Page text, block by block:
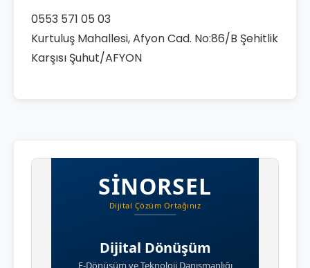
0553 571 05 03
Kurtuluş Mahallesi, Afyon Cad. No:86/B Şehitlik
Karşısı Şuhut/AFYON